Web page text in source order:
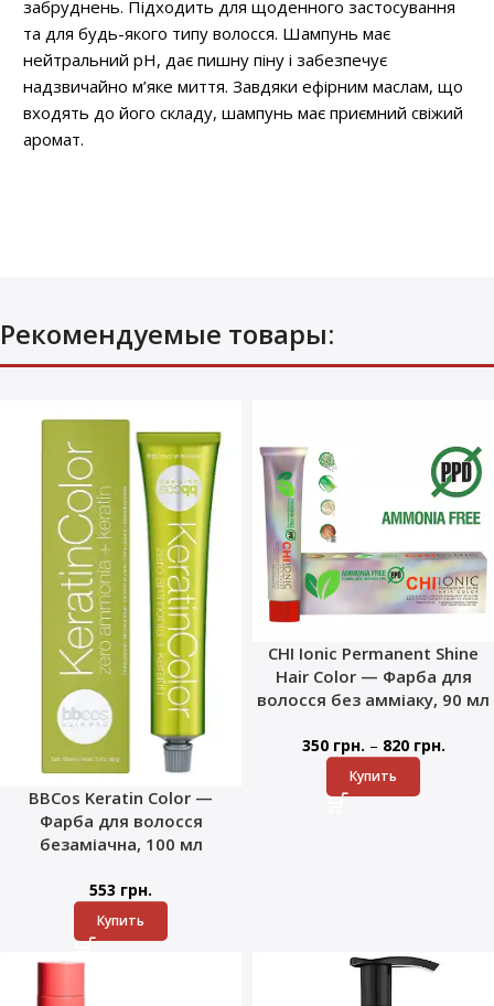
забруднень. Підходить для щоденного застосування
та для будь-якого типу волосся. Шампунь має
нейтральний pH, дає пишну піну і забезпечує
надзвичайно м’яке миття. Завдяки ефірним маслам, що
входять до його складу, шампунь має приємний свіжий
аромат.
Рекомендуемые товары:
BBCos Keratin Color —
Фарба для волосся
безаміачна, 100 мл
553 грн.
Купить
CHI Ionic Permanent Shine
Hair Color — Фарба для
волосся без амміаку, 90 мл
350 грн. – 820 грн.
Купить